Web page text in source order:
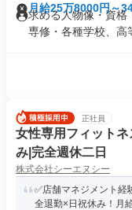
月給25万8000円～
求める人物像・資格
専修・各種学校、高
正社員
女性専用フィット
み|完全週休二日
株式会社シーエヌシー
✅店舗マネジメント経
全退勤×日祝休み！月